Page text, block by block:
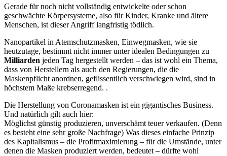
Gerade für noch nicht vollständig entwickelte oder schon
geschwächte Körpersysteme, also für Kinder, Kranke und ältere
Menschen, ist dieser Angriff langfristig tödlich.
Nanopartikel in Atemschutzmasken, Einwegmasken, wie sie
heutzutage, bestimmt nicht immer unter idealen Bedingungen zu
Milliarden jeden Tag hergestellt werden – das ist wohl ein Thema,
dass von Herstellern als auch den Regierungen, die die
Maskenpflicht anordnen, geflissentlich verschwiegen wird, sind in
höchstem Maße krebserregend. .
Die Herstellung von Coronamasken ist ein gigantisches Business.
Und natürlich gilt auch hier:
Möglichst günstig produzieren, unverschämt teuer verkaufen. (Denn
es besteht eine sehr große Nachfrage) Was dieses einfache Prinzip
des Kapitalismus – die Profitmaximierung – für die Umstände, unter
denen die Masken produziert werden, bedeutet – dürfte wohl